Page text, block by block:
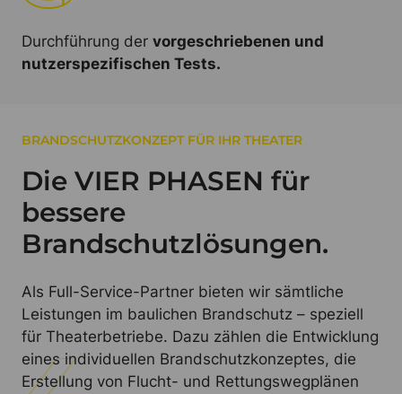
Durchführung der vorgeschriebenen und
nutzerspezifischen Tests.
BRANDSCHUTZKONZEPT FÜR IHR THEATER
Die VIER PHASEN für
bessere
Brandschutzlösungen.
Als Full-Service-Partner bieten wir sämtliche
Leistungen im baulichen Brandschutz – speziell
für Theaterbetriebe. Dazu zählen die Entwicklung
eines individuellen Brandschutzkonzeptes, die
Erstellung von Flucht- und Rettungswegplänen